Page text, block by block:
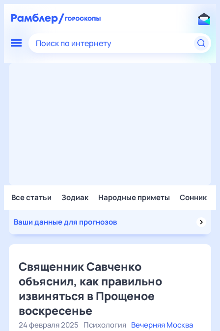
Поиск по интернету
Все статьи Зодиак Народные приметы Сонник
Ваши данные для прогнозов
Священник Савченко
объяснил, как правильно
извиняться в Прощеное
воскресенье
24 февраля 2025 Психология Вечерняя Москва